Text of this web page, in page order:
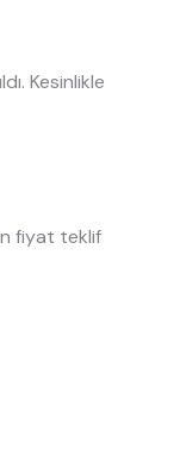
Kesinlikle
fiyat teklif